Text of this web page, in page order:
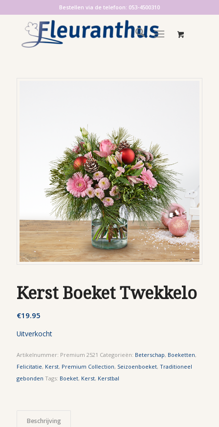
Bestellen via de telefoon: 053-4500310
Kerst Boeket Twekkelo
€19.95
Uitverkocht
Artikelnummer: Premium 2521 Categorieën: Beterschap, Boeketten,
Felicitatie, Kerst, Premium Collection, Seizoenboeket, Traditioneel
gebonden Tags: Boeket, Kerst, Kerstbal
Beschrijving